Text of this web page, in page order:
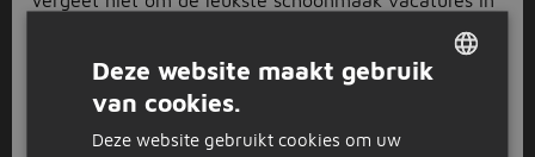
Nijmegen op te slaan door op het sterretje te klikken.
Allerlei schoonmaak vacatures
Met de schoonmaak vacatures in Nijmegen kun je alle
Deze website maakt gebruik
van cookies.
Deze website gebruikt cookies om uw